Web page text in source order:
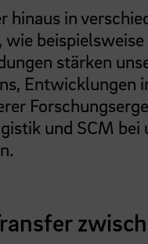
hinaus in
wie beispielsweise
stärken
Entwicklungen
und SCM